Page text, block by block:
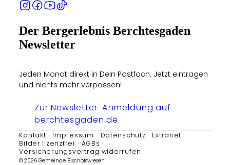
Der Bergerlebnis Berchtesgaden
Newsletter
Jeden Monat direkt in Dein Postfach. Jetzt eintragen
und nichts mehr verpassen!
Zur Newsletter-Anmeldung auf
berchtesgaden.de
Kontakt Impressum Datenschutz
Extranet
Bilder lizenzfrei
AGBs
Versicherungsvertrag widerrufen
© 2026 Gemeinde Bischofswiesen